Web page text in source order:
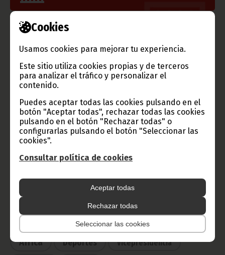
Cookies
Usamos cookies para mejorar tu experiencia.
Este sitio utiliza cookies propias y de terceros
para analizar el tráfico y personalizar el
contenido.
Puedes aceptar todas las cookies pulsando en el
botón "Aceptar todas", rechazar todas las cookies
pulsando en el botón "Rechazar todas" o
configurarlas pulsando el botón "Seleccionar las
cookies".
Consultar política de cookies
Aceptar todas
Rechazar todas
Seleccionar las cookies
TVGE
Radio Nacional de Guinea
Ecuatorial
Haz click aquí para escuchar ahora
CATEGORÍAS
Noticias Gobierno
Presidencia
África
Deportes Vicepresidencia